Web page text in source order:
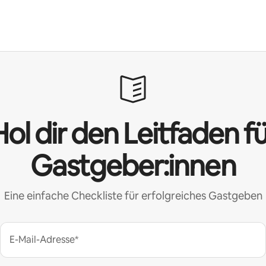
dir den Leitfaden
Gastgeber:innen
Eine einfache Checkliste für erfolgreiches Gastgeben
E-Mail-Adresse*